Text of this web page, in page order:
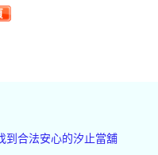
到合法安心的汐止當舖